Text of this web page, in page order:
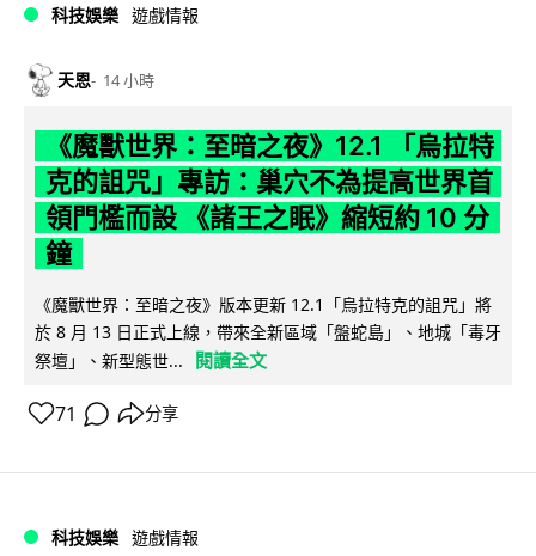
科技娛樂 遊戲情報
天恩 14 小時
《魔獸世界：至暗之夜》12.1 「烏拉特
克的詛咒」專訪：巢穴不為提高世界首
領門檻而設 《諸王之眠》縮短約 10 分
鐘
《魔獸世界：至暗之夜》版本更新 12.1「烏拉特克的詛咒」將
於 8 月 13 日正式上線，帶來全新區域「盤蛇島」、地城「毒牙
祭壇」、新型態世...
閱讀全文
71 分享
科技娛樂 遊戲情報